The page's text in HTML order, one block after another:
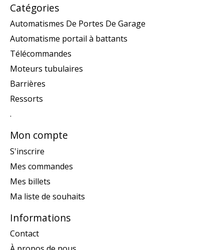
Catégories
Automatismes De Portes De Garage
Automatisme portail à battants
Télécommandes
Moteurs tubulaires
Barrières
Ressorts
.
Mon compte
S'inscrire
Mes commandes
Mes billets
Ma liste de souhaits
Informations
Contact